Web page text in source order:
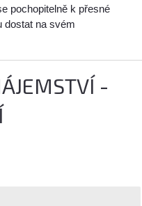
pochopitelně k přesné
dostat na svém
-